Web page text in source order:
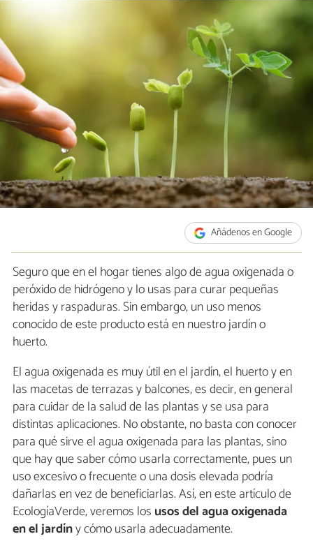
Añádenos en Google
Seguro que en el hogar tienes algo de agua oxigenada o
peróxido de hidrógeno y lo usas para curar pequeñas
heridas y raspaduras. Sin embargo, un uso menos
conocido de este producto está en nuestro jardín o
huerto.
El agua oxigenada es muy útil en el jardín, el huerto y en
las macetas de terrazas y balcones, es decir, en general
para cuidar de la salud de las plantas y se usa para
distintas aplicaciones. No obstante, no basta con conocer
para qué sirve el agua oxigenada para las plantas, sino
que hay que saber cómo usarla correctamente, pues un
uso excesivo o frecuente o una dosis elevada podría
dañarlas en vez de beneficiarlas. Así, en este artículo de
EcologíaVerde, veremos los usos del agua oxigenada
en el jardíny cómo usarla adecuadamente.